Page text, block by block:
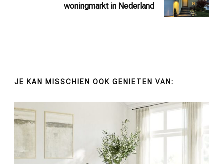
woningmarkt in Nederland
JE KAN MISSCHIEN OOK GENIETEN VAN: